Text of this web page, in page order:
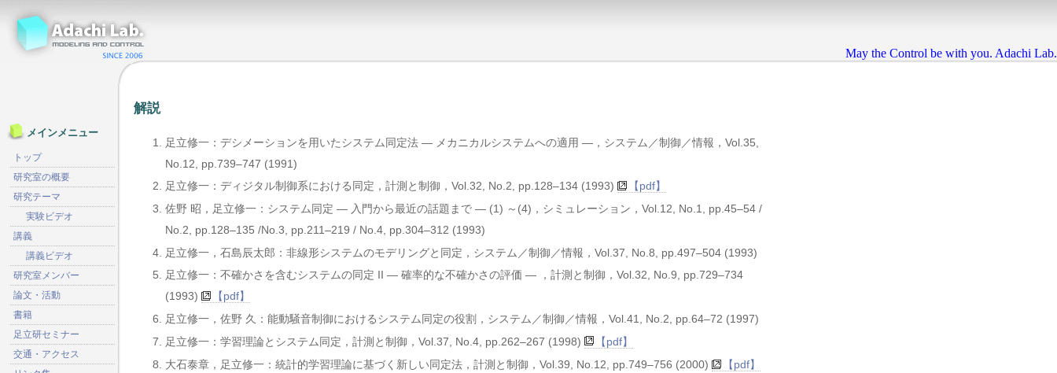
May the Control be with you. Adachi Lab.
解説
足立修一：デシメーションを用いたシステム同定法 — メカニカルシステムへの適用 —，システム／制御／情報，Vol.35,
No.12, pp.739–747 (1991)
足立修一：ディジタル制御系における同定，計測と制御，Vol.32, No.2, pp.128–134 (1993)
【pdf】
佐野 昭，足立修一：システム同定 — 入門から最近の話題まで — (1) ～(4)，シミュレーション，Vol.12, No.1, pp.45–54 /
No.2, pp.128–135 /No.3, pp.211–219 / No.4, pp.304–312 (1993)
足立修一，石島辰太郎：非線形システムのモデリングと同定，システム／制御／情報，Vol.37, No.8, pp.497–504 (1993)
足立修一：不確かさを含むシステムの同定 II — 確率的な不確かさの評価 — ，計測と制御，Vol.32, No.9, pp.729–734
(1993)
【pdf】
足立修一，佐野 久：能動騒音制御におけるシステム同定の役割，システム／制御／情報，Vol.41, No.2, pp.64–72 (1997)
足立修一：学習理論とシステム同定，計測と制御，Vol.37, No.4, pp.262–267 (1998)
【pdf】
大石泰章，足立修一：統計的学習理論に基づく新しい同定法，計測と制御，Vol.39, No.12, pp.749–756 (2000)
【pdf】
メインメニュー
トップ
研究室の概要
研究テーマ
実験ビデオ
講義
講義ビデオ
研究室メンバー
論文・活動
書籍
足立研セミナー
交通・アクセス